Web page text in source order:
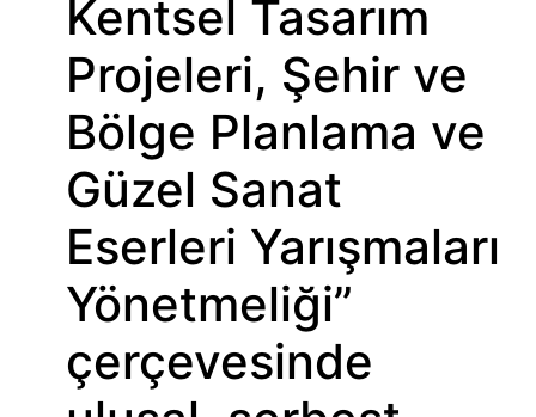
Kentsel Tasarım
Projeleri, Şehir ve
Bölge Planlama ve
Güzel Sanat
Eserleri Yarışmaları
Yönetmeliği”
çerçevesinde